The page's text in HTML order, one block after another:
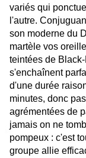
variés qui
l'autre.
son moderne du
martèle vos
teintées de
s'enchaînent
d'une durée
minutes, donc
agrémentées de
jamais on ne
pompeux : c'est
groupe allie